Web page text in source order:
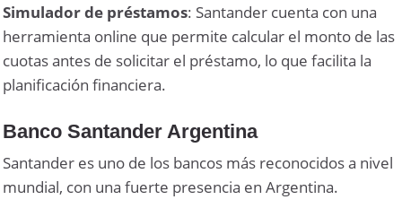
Simulador de préstamos: Santander cuenta con una
herramienta online que permite calcular el monto de las
cuotas antes de solicitar el préstamo, lo que facilita la
planificación financiera.
Banco Santander Argentina
Santander es uno de los bancos más reconocidos a nivel
mundial, con una fuerte presencia en Argentina.